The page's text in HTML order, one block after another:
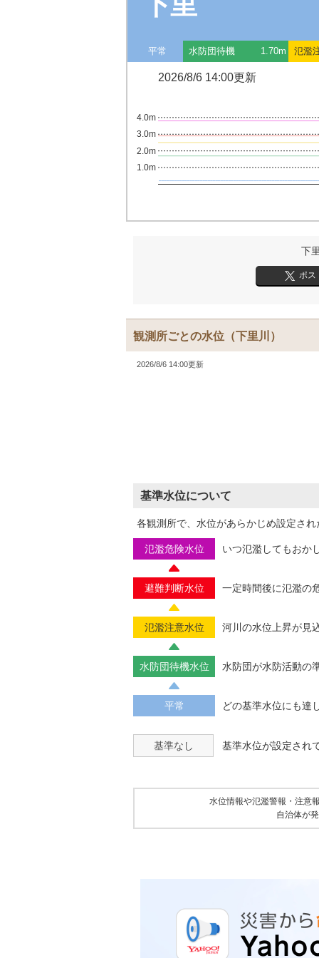
平常 水防団待機 1.70m 氾濫
2026/8/6 14:00更新
1.0m
2.0m
3.0m
4.0m
下
ポス
観測所ごとの水位 （下里川）
2026/8/6 14:00更新
基準水位について
各観測所で、水位があらかじめ設定さ
氾濫危険水位 いつ氾濫してもおか
避難判断水位 一定時間後に氾濫の
氾濫注意水位 河川の水位上昇が見
水防団待機水位 水防団が水防活動の
平常 どの基準水位にも達
基準なし 基準水位が設定され
水位情報や氾濫警報・注意
自治体が